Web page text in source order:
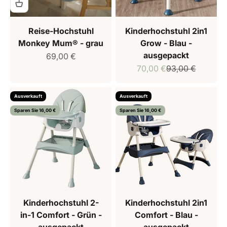
Reise-Hochstuhl
Monkey Mum® - grau
Verkaufspreis
69,00 €
Kinderhochstuhl 2in1
Grow - Blau -
ausgepackt
Verkaufspreis
70,00 €Regulärer Preis
93,00 €
Ausverkauft
Sparen Sie 16,00 €
Kinderhochstuhl 2-
in-1 Comfort - Grün -
Ausverkauft
Sparen Sie 16,00 €
Kinderhochstuhl 2in1
Comfort - Blau -